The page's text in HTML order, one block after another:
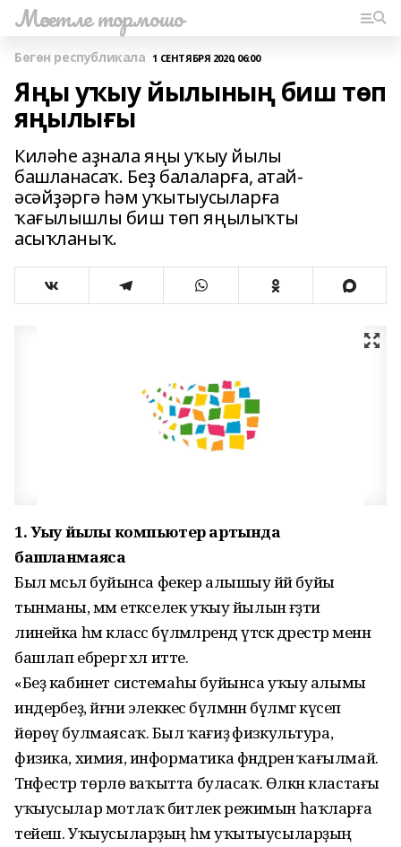
Мәсетле тормошо
Бөгөн республикала 1 СЕНТЯБРЯ 2020, 06:00
Яңы уҡыу йылының биш төп
яңылығы
Киләһе аҙнала яңы уҡыу йылы
башланасаҡ. Беҙ балаларға, атай-
әсәйҙәргә һәм уҡытыусыларға
ҡағылышлы биш төп яңылыҡты
асыҡланыҡ.
1. Уҡыу йылы компьютер артында
башланмаясаҡ
Был мәсьәлә буйынса фекер алышыу йәй буйы
тынманы, әммә етәкселек уҡыу йылын ғәҙәти
линейка һәм класс бүлмәләрендә үтәсәк дәрестәр менән
башлап ебәрергә хәл итте.
«Беҙ кабинет системаһы буйынса уҡыу алымы
индерәбеҙ, йәғни элеккесә бүлмәнән бүлмәгә күсеп
йөрөү булмаясаҡ. Был ҡағиҙә физкультура,
физика, химия, информатика фәндәренә ҡағылмай.
Тәнәфестәр төрлө ваҡытта буласаҡ. Өлкән кластағы
уҡыусылар мотлаҡ битлек режимын һаҡларға
тейеш. Уҡыусыларҙың һәм уҡытыусыларҙың